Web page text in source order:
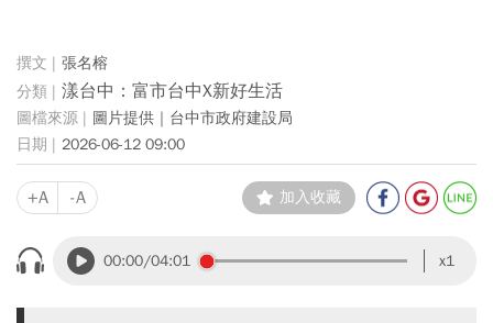
張名榕
漾台中：富市台中X新好生活
圖片提供｜台中市政府建設局
2026-06-12 09:00
+A -A 加入收藏
00:00/04:01 x1